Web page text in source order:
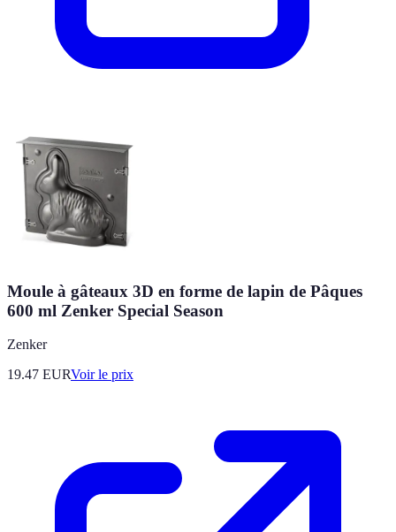
Moule à gâteaux 3D en forme de lapin de Pâques
600 ml Zenker Special Season
Zenker
19.47 EURVoir le prix